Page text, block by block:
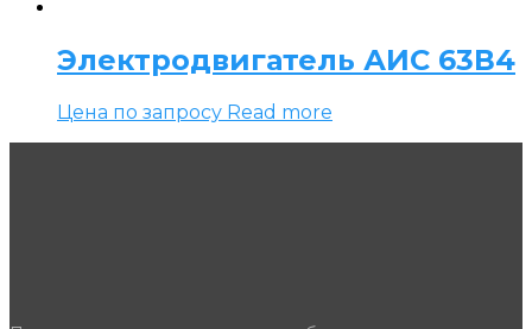
Электродвигатель АИС 63В4
Цена по запросу Read more